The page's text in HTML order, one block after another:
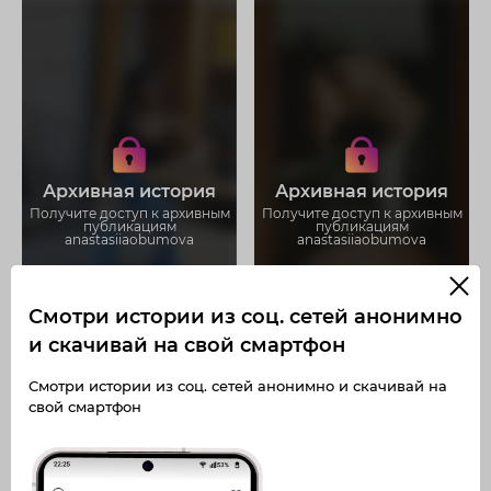
Архивная история
Получите доступ к архивным
публикациям
anastasiiaobumova
Получите доступ к архивным
историям anastasiiaobumova
Не отвлекайтесь на рекламу
Загружайте истории без
ограничений
Архивная история
Получите доступ к архивным
публикациям
anastasiiaobumova
Получите доступ к архивным
историям anastasiiaobumova
Не отвлекайтесь на рекламу
Загружайте истории без
ограничений
Смотри истории из соц. сетей анонимно
и скачивай на свой смартфон
Смотри истории из соц. сетей анонимно и скачивай на
свой смартфон